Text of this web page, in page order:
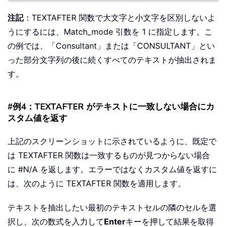
注記：TEXTAFTER 関数で大文字と小文字を区別しないよ
うにするには、Match_mode 引数を 1 に指定します。こ
の例では、「Consultant」または「CONSULTANT」とい
った部分文字列の後に続くすべてのテキストが抽出されま
す。
#例4：TEXTAFTER がテキストに一致しない場合にカ
スタム値を返す
上記のスクリーンショットに示されているように、既定で
は TEXTAFTER 関数は一致するものが見つからない場合
に #N/A を返します。エラーではなくカスタム値を返すに
は、次のように TEXTAFTER 関数を適用します。
テキストを抽出したい最初のテキストセルの隣のセルを選
択し、次の数式を入力してEnterキーを押して結果を取得